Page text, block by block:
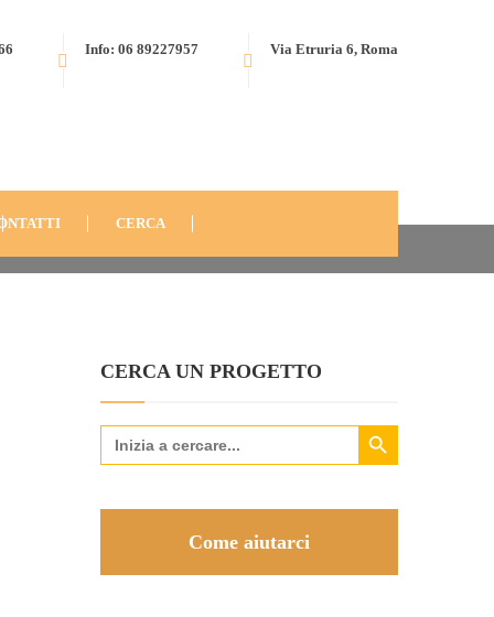
Via Etruria 6, Roma
Info: 06 89227957
CERCA
CERCA UN PROGETTO
Search
for:
Search Button
Come aiutarci